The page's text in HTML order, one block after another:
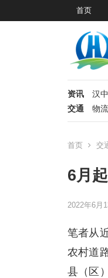
首页
资讯 汉中
交通
物流
首页 交
6月
2022年6月
笔者从
农村道
县（区